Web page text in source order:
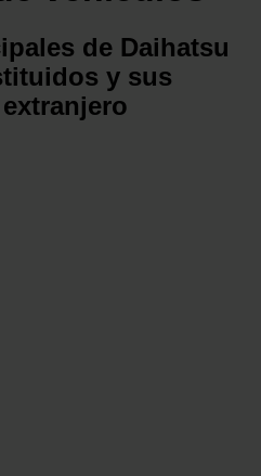
de Daihatsu
y sus